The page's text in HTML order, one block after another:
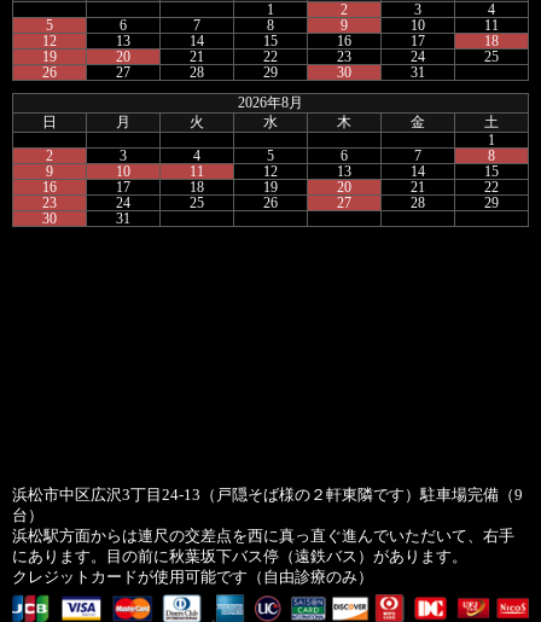
1
2 3
4
5
6 7 8 9 10
11
12
13 14 15 16 17
18
19
20 21 22 23 24
25
26
27 28 29 30 31
2026年8月
日
月 火 水 木 金
土
1
2
3 4 5 6 7
8
9
10 11 12 13 14
15
16
17 18 19 20 21
22
23
24 25 26 27 28
29
30
31
浜松市中区広沢3丁目24-13（戸隠そば様の２軒東隣です）駐車場完備（9
台）
浜松駅方面からは連尺の交差点を西に真っ直ぐ進んでいただいて、右手
にあります。目の前に秋葉坂下バス停（遠鉄バス）があります。
クレジットカードが使用可能です（自由診療のみ）